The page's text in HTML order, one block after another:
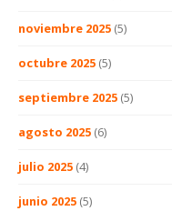
noviembre 2025 (5)
octubre 2025 (5)
septiembre 2025 (5)
agosto 2025 (6)
julio 2025 (4)
junio 2025 (5)